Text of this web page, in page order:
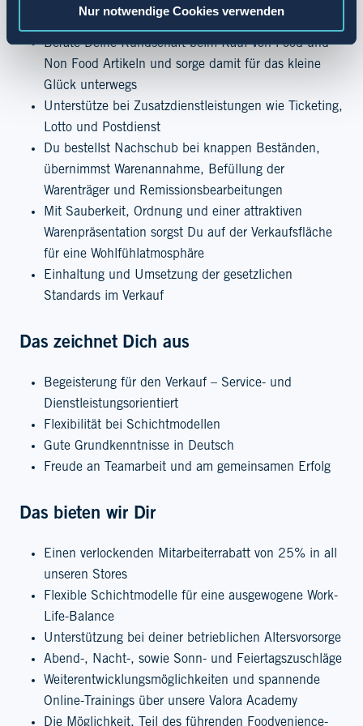
Nur notwendige Cookies verwenden
Berate Deine Kundschaft beim Kauf von Food und
Non Food Artikeln und sorge damit für das kleine
Glück unterwegs
Unterstütze bei Zusatzdienstleistungen wie Ticketing,
Lotto und Postdienst
Du bestellst Nachschub bei knappen Beständen,
übernimmst Warenannahme, Befüllung der
Warenträger und Remissionsbearbeitungen
Mit Sauberkeit, Ordnung und einer attraktiven
Warenpräsentation sorgst Du auf der Verkaufsfläche
für eine Wohlfühlatmosphäre
Einhaltung und Umsetzung der gesetzlichen
Standards im Verkauf
Das zeichnet Dich aus
Begeisterung für den Verkauf – Service- und
Dienstleistungsorientiert
Flexibilität bei Schichtmodellen
Gute Grundkenntnisse in Deutsch
Freude an Teamarbeit und am gemeinsamen Erfolg
Das bieten wir Dir
Einen verlockenden Mitarbeiterrabatt von 25% in all
unseren Stores
Flexible Schichtmodelle für eine ausgewogene Work-
Life-Balance
Unterstützung bei deiner betrieblichen Altersvorsorge
Abend-, Nacht-, sowie Sonn- und Feiertagszuschläge
Weiterentwicklungsmöglichkeiten und spannende
Online-Trainings über unsere Valora Academy
Die Möglichkeit, Teil des führenden Foodvenience-